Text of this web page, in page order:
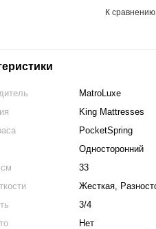
К сравнению
MatroLuxe
King Mattresses
PocketSpring
Односторонний
33
Жесткая,
3/4
Нет